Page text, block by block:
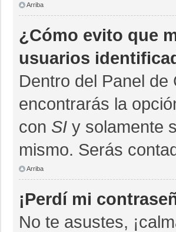
Arriba
¿Cómo evito que
usuarios
Dentro del Panel
encontrarás la
con SI y solamente
mismo. Serás
Arriba
¡Perdí mi
No te asustes,